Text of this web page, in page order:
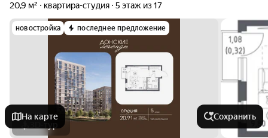
20,9 м²
квартира-студия 5 этаж из 17
новостройка последнее предложение
На карте Сохранить